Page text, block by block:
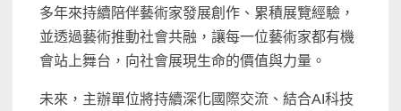
多年來持續陪伴藝術家發展創作、累積展覽經驗，
並透過藝術推動社會共融，讓每一位藝術家都有機
會站上舞台，向社會展現生命的價值與力量。
未來，主辦單位將持續深化國際交流、結合AI科技